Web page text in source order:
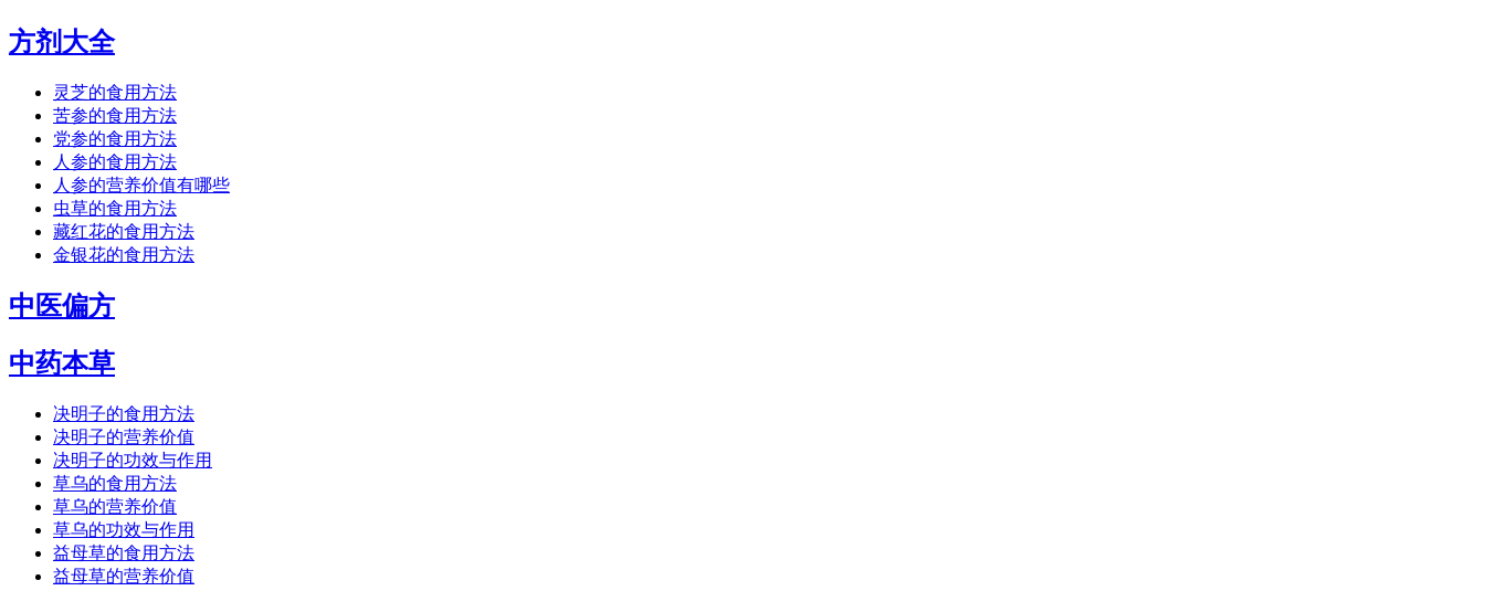
方剂大全
灵芝的食用方法
苦参的食用方法
党参的食用方法
人参的食用方法
人参的营养价值有哪些
虫草的食用方法
藏红花的食用方法
金银花的食用方法
中医偏方
中药本草
决明子的食用方法
决明子的营养价值
决明子的功效与作用
草乌的食用方法
草乌的营养价值
草乌的功效与作用
益母草的食用方法
益母草的营养价值